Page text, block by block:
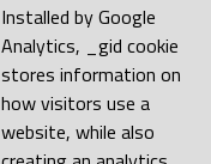
Installed by Google
Analytics, _gid cookie
stores information on
how visitors use a
website, while also